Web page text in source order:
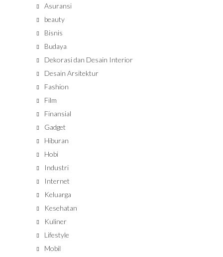
Asuransi
beauty
Bisnis
Budaya
Dekorasi dan Desain Interior
Desain Arsitektur
Fashion
Film
Finansial
Gadget
Hiburan
Hobi
Industri
Internet
Keluarga
Kesehatan
Kuliner
Lifestyle
Mobil